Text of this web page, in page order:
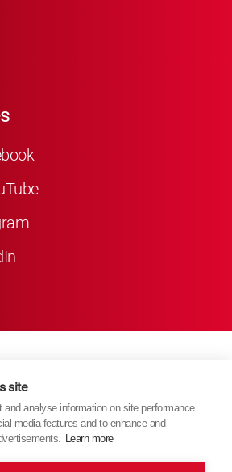
site
analyse information on site performance
media features and to enhance and
Learn more